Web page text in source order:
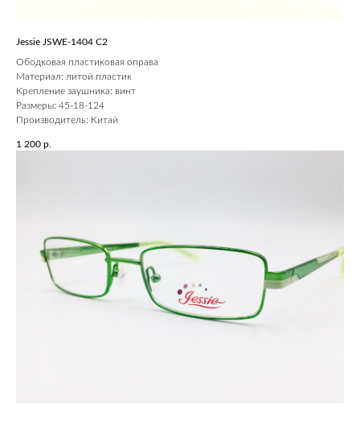
Jessie JSWE-1404 С2
Ободковая пластиковая оправа
Материал: литой пластик
Крепление заушника: винт
Размеры: 45-18-124
Производитель: Китай
1 200 р.